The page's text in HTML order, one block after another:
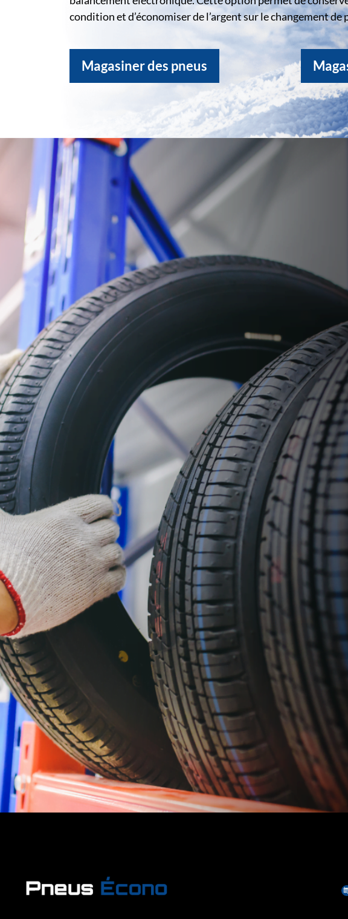
condition et d’économiser de l’argent sur le changement de
Magasiner des pneus